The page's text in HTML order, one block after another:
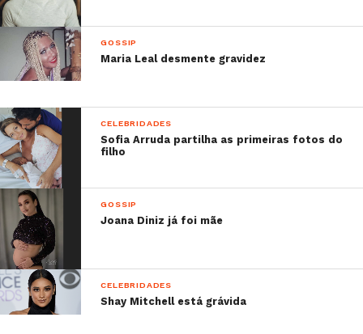
GOSSIP
Maria Leal desmente gravidez
CELEBRIDADES
Sofia Arruda partilha as primeiras fotos do
filho
GOSSIP
Joana Diniz já foi mãe
CELEBRIDADES
Shay Mitchell está grávida